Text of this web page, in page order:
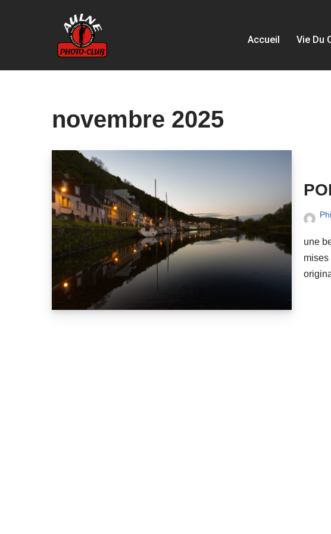
Accueil Vie Du
novembre 2025
une
mises